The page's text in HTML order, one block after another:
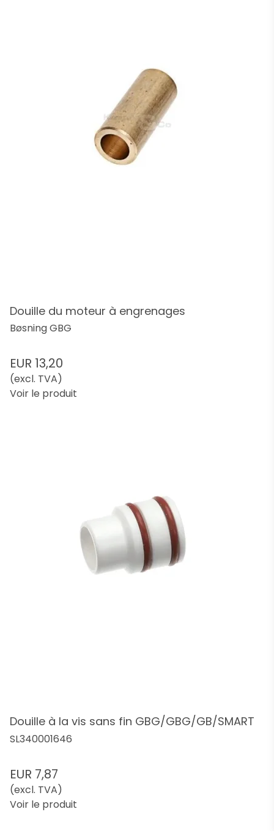
Douille du moteur à engrenages
Bøsning GBG
EUR 13,20
(excl. TVA)
Voir le produit
Douille à la vis sans fin GBG/GBG/GB/SMART
SL340001646
EUR 7,87
(excl. TVA)
Voir le produit